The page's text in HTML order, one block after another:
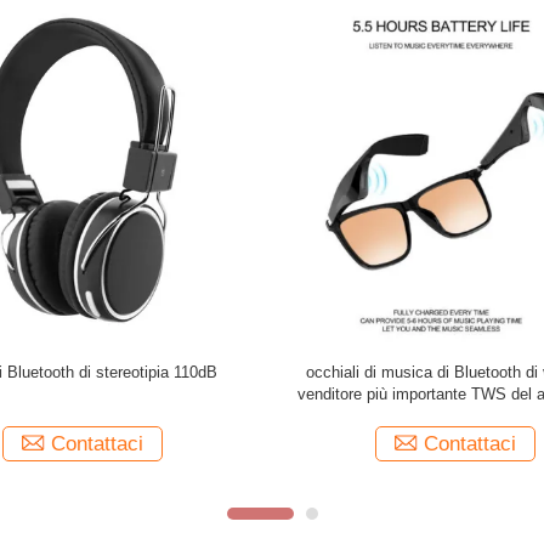
Bluetooth 5,0 di 40mm sopra
Contattaci
10 metri distanziano l'aspetto
cuffia stereo di Bluetooth con il
Contattaci